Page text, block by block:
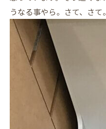
うなる事やら。さて、さて。